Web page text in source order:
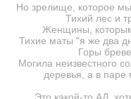
Но зрелище, которое мы
Тихий лес и
Женщины,
Тихие маты "я же два
Горы
Могила неизвестного
деревья, а в паре
Это какой-то АД,